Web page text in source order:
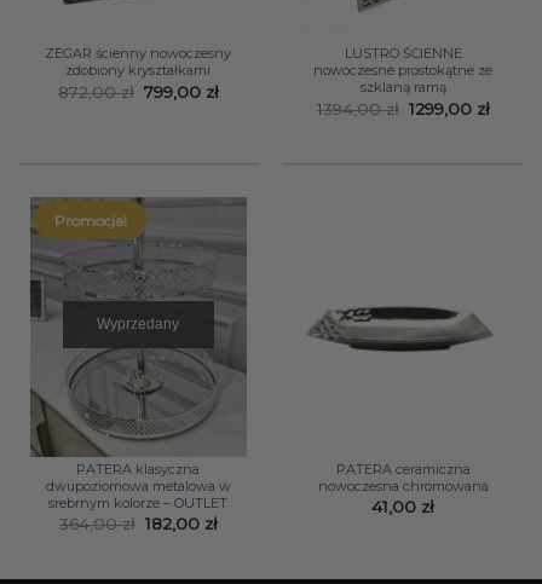
ZEGAR ścienny nowoczesny
zdobiony kryształkami
872,00zł Pierwotna
cena
799,00 złAktualna
LUSTRO ŚCIENNE
nowoczesne prostokątne ze
szklaną ramą
1394,00zł Pierwotna
cena
1299,00 zł
Promocja!
Wyprzedany
PATERA klasyczna
dwupoziomowa metalowa w
srebrnym kolorze – OUTLET
364,00zł Pierwotna
cena
182,00 złAktualna
PATERA ceramiczna
nowoczesna chromowana
41,00 zł